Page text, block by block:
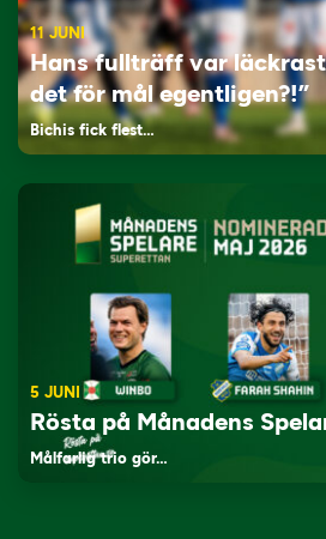
11 JUNI
Hans fullträff var
det för mål egentligen?!”
Bichis fick flest…
5 JUNI
Rösta på Månadens
Målfarlig trio gör…